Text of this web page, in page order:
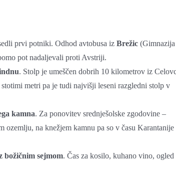
prvi potniki. Odhod avtobusa iz Brežic (Gimnazija
mo pot nadaljevali proti Avstriji.
. Stolp je umeščen dobrih 10 kilometrov iz
metri pa je tudi najvišji leseni razgledni stolp v
kamna. Za ponovitev srednješolske zgodovine –
ozemlju, na knežjem kamnu pa so v času Karantanije
božičnim sejmom. Čas za kosilo, kuhano vino, ogled